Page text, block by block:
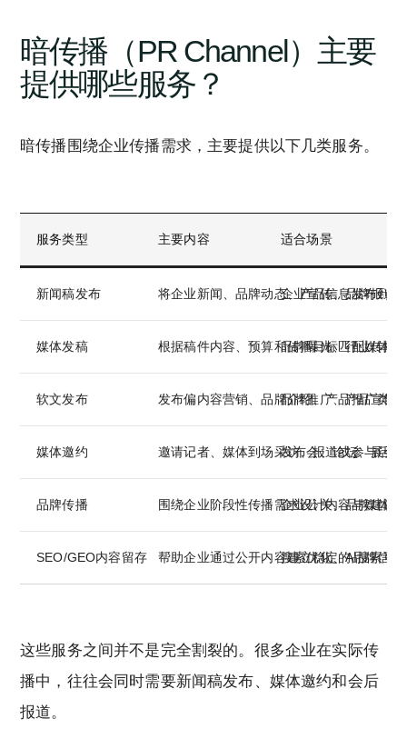
暗传播（PR Channel）主要
提供哪些服务？
暗传播围绕企业传播需求，主要提供以下几类服务。
服务类型 主要内容 适合场景
新闻稿发布 将企业新闻、品牌动态、产品信息发布到合
企业宣传、品牌报道
媒体发稿 根据稿件内容、预算和传播目标匹配媒体资
品牌曝光、行业传播
软文发布 发布偏内容营销、品牌介绍、产品推广类稿
品牌推广、产品宣传
媒体邀约 邀请记者、媒体到场采访、报道或参与活动
发布会、论坛、展会
品牌传播 围绕企业阶段性传播需求设计内容与媒体组
企业公关、品牌建设
SEO/GEO内容留存 帮助企业通过公开内容建立稳定的品牌信息
搜索优化、AI搜索可
这些服务之间并不是完全割裂的。很多企业在实际传
播中，往往会同时需要新闻稿发布、媒体邀约和会后
报道。